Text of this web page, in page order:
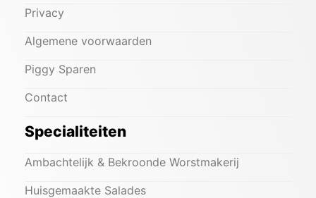
Privacy
Algemene voorwaarden
Piggy Sparen
Contact
Specialiteiten
Ambachtelijk & Bekroonde Worstmakerij
Huisgemaakte Salades